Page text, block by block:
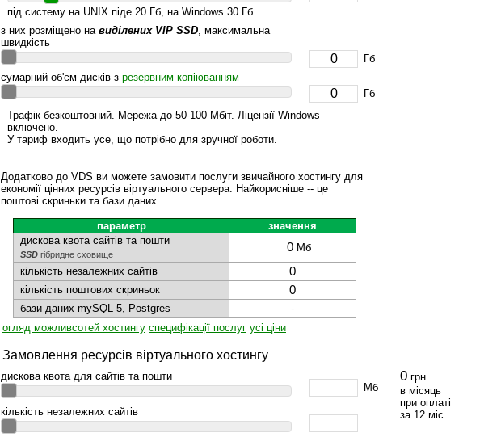
під систему на UNIX піде 20 Гб, на Windows 30 Гб
з них розміщено на виділених VIP SSD, максимальна
швидкість
Гб
сумарний об'єм дисків з резервним копіюванням
Гб
Трафік безкоштовний. Мережа до 50-100 Мбіт. Ліцензії Windows
включено.
У тариф входить усе, що потрібно для зручної роботи.
Додатково до VDS ви можете замовити послуги звичайного хостингу для
економії цінних ресурсів віртуального сервера. Найкорисніше -- це
поштові скриньки та бази даних.
параметр
значення
дискова квота сайтів та пошти
SSD гібридне сховище
0 Мб
кількість незалежних сайтів
0
кількість поштових скриньок 0
бази даних mySQL 5, Postgres
-
огляд можливсотей хостингу специфікації послуг усі ціни
0 грн.
в місяць
при оплаті
за 12 міс.
Замовлення ресурсів віртуального хостингу
дискова квота для сайтів та пошти
Мб
кількість незалежних сайтів